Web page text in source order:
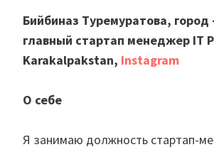
Бийбиназ Туремуратова,
главный стартап менеджер IT
Karakalpakstan, Instagram
О себе
Я занимаю должность стартап-